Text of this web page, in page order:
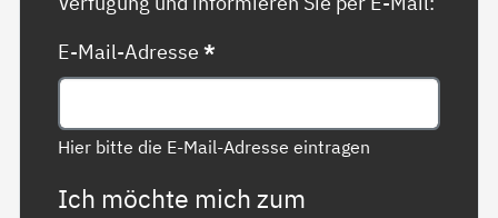
E-Mail-Adresse*
Hier bitte die E-Mail-Adresse eintragen
Ich möchte mich zum